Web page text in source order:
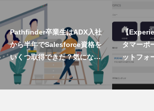
Pathfinder卒業生はADX入社
から半年でSalesforce資格を
いくつ取得できた？気になる
勉強法とは
【
タマーポ
ットフォ